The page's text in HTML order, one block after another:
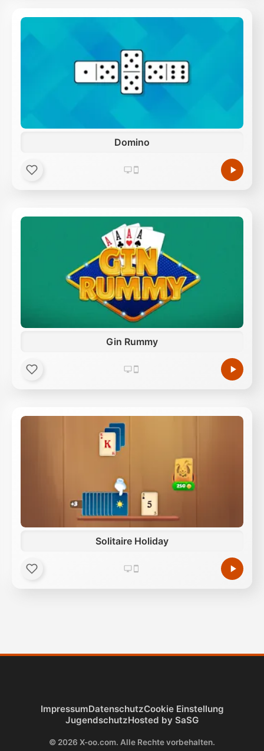
Domino
Gin Rummy
Solitaire Holiday
ImpressumDatenschutzCookie Einstellung
JugendschutzHosted by SaSG
© 2026 X-oo.com. Alle Rechte vorbehalten.